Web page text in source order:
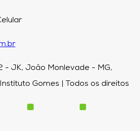
- JK, João Monlevade - MG,
Gomes | Todos os direitos